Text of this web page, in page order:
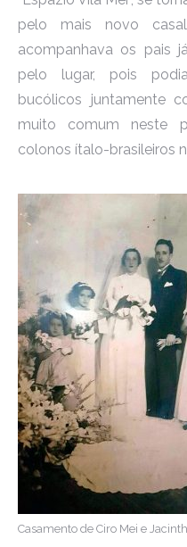
pelo mais novo
acompanhava os pais
pelo lugar, pois
bucólicos juntamente
muito comum neste
colonos ítalo-brasileiros
Casamento de Ciro Mei e